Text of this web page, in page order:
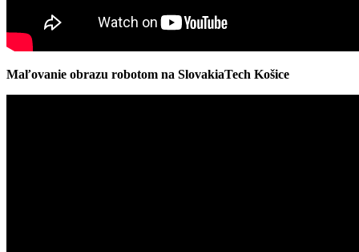
Maľovanie obrazu robotom na SlovakiaTech Košice